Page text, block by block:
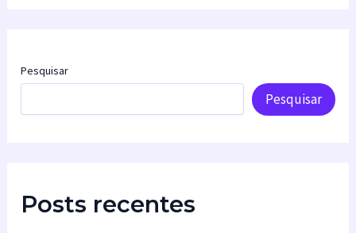
Pesquisar
Pesquisar
Posts recentes